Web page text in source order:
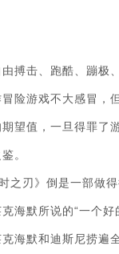
搏击、跑酷、蹦极
险游戏不大感冒，
望值，一旦得罪
。
刃》倒是一部做得
海默所说的“一个
海默和迪斯尼捞遍